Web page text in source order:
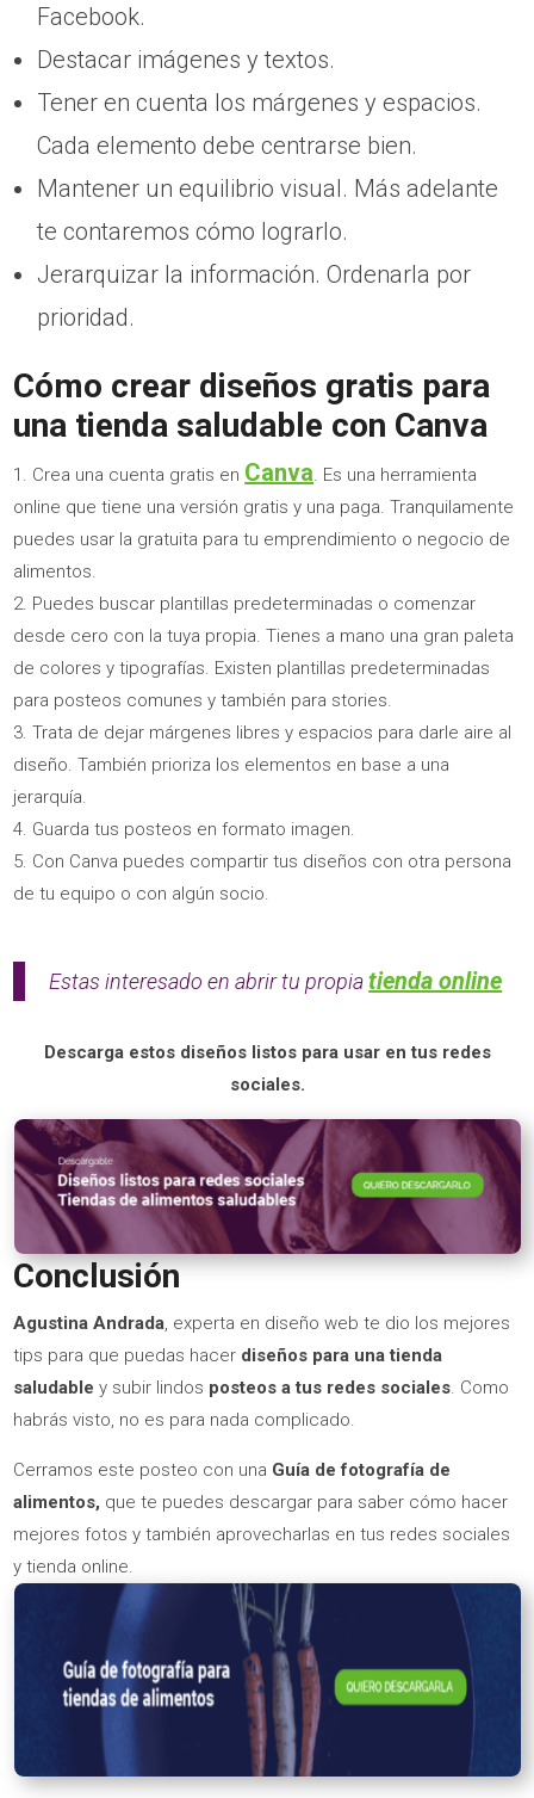
Facebook.
Destacar imágenes y textos.
Tener en cuenta los márgenes y espacios.
Cada elemento debe centrarse bien.
Mantener un equilibrio visual. Más adelante
te contaremos cómo lograrlo.
Jerarquizar la información. Ordenarla por
prioridad.
Cómo crear diseños gratis para
una tienda saludable con Canva
Crea una cuenta gratis en Canva. Es una herramienta
online que tiene una versión gratis y una paga. Tranquilamente
puedes usar la gratuita para tu emprendimiento o negocio de
alimentos.
Puedes buscar plantillas predeterminadas o comenzar
desde cero con la tuya propia. Tienes a mano una gran paleta
de colores y tipografías. Existen plantillas predeterminadas
para posteos comunes y también para stories.
Trata de dejar márgenes libres y espacios para darle aire al
diseño. También prioriza los elementos en base a una
jerarquía.
Guarda tus posteos en formato imagen.
Con Canva puedes compartir tus diseños con otra persona
de tu equipo o con algún socio.
Estas interesado en abrir tu propiatienda online
Descarga estos diseños listos para usar en tus redes
sociales.
Conclusión
Agustina Andrada, experta en diseño web te dio los mejores
tips para que puedas hacer diseños para una tienda
saludabley subir lindos posteos a tus redes sociales. Como
habrás visto, no es para nada complicado.
Cerramos este posteo con una Guía de fotografía de
alimentos, que te puedes descargar para saber cómo hacer
mejores fotos y también aprovecharlas en tus redes sociales
y tienda online.